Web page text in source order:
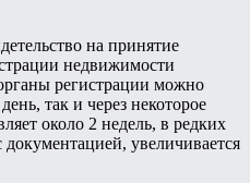
на принятие
недвижимости
регистрации можно
так и через некоторое
около 2 недель, в редких
увеличивается